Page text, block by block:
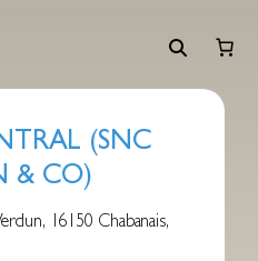
(SNC
& CO)
, 16150 Chabanais,